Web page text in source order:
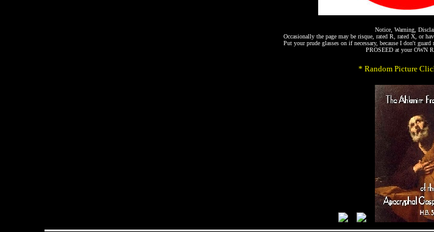
Notice, Warning,
Occasionally the page may be risque, rated R, rated X, or
Put your prude glasses on if necessary, because I don't
PROSEED at your OWN
* Random Picture